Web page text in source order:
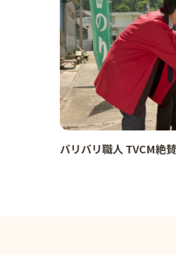
バリバリ職人 TVCM絶